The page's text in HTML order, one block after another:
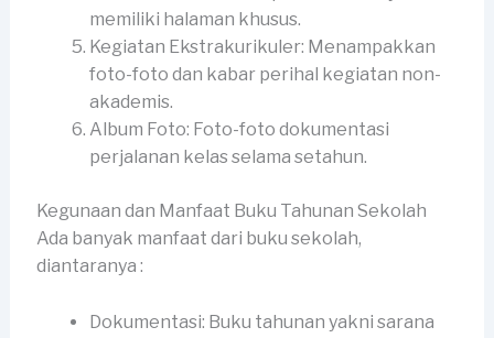
memiliki halaman khusus.
Kegiatan Ekstrakurikuler: Menampakkan
foto-foto dan kabar perihal kegiatan non-
akademis.
Album Foto: Foto-foto dokumentasi
perjalanan kelas selama setahun.
Kegunaan dan Manfaat Buku Tahunan Sekolah
Ada banyak manfaat dari buku sekolah,
diantaranya :
Dokumentasi: Buku tahunan yakni sarana